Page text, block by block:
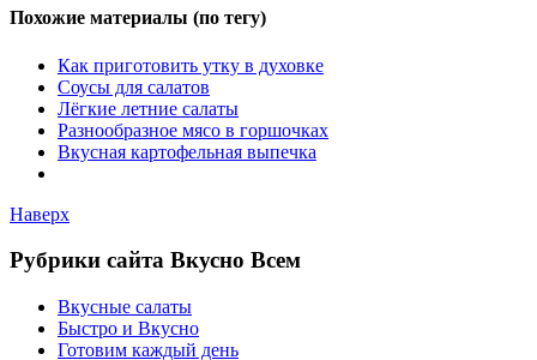
Похожие материалы (по тегу)
Как приготовить утку в духовке
Соусы для салатов
Лёгкие летние салаты
Разнообразное мясо в горшочках
Вкусная картофельная выпечка
Наверх
Рубрики сайта Вкусно Всем
Вкусные салаты
Быстро и Вкусно
Готовим каждый день